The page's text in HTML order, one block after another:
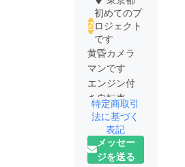
初めてのプ
ロジェクト
です
黄昏カメラ
マンです
エンジン付
き自転車に
ミニリヤ
カー牽引し
テント生活
しながら
特定商取引
法に基づく
表記
メッセー
ジを送る